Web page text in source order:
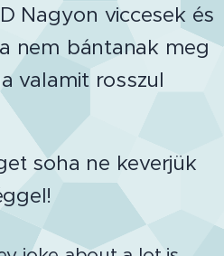
Nagyon viccesek és
nem bántanak meg
valamit rosszul
soha ne keverjük